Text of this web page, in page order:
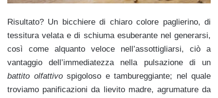
Risultato? Un bicchiere di chiaro colore paglierino, di
tessitura velata e di schiuma esuberante nel generarsi,
così come alquanto veloce nell’assottigliarsi, ciò a
vantaggio dell’immediatezza nella pulsazione di un
battito olfattivospigoloso e tambureggiante; nel quale
troviamo panificazioni da lievito madre, agrumature da